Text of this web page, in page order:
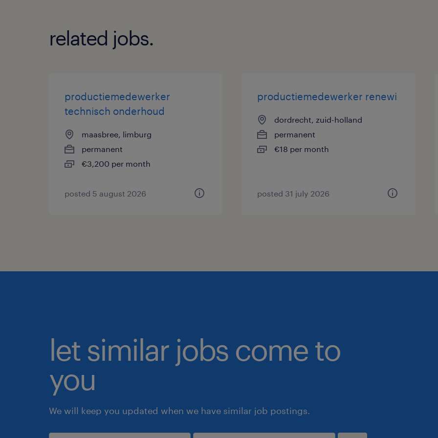
related jobs.
productiemedewerker
technisch onderhoud
maasbree, limburg
permanent
€3,200 per month
posted 5 august 2026
productiemedewerker renewi
dordrecht, zuid-holland
permanent
€18 per month
posted 31 july 2026
let similar jobs come to
you
We will keep you updated when we have similar job postings.